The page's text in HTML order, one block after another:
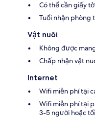
Có thể cần giấy
Tuổi nhận phòng
Vật nuôi
Không được
Chấp nhận vật
Internet
Wifi miễn phí tại
Wifi miễn phí tại
3-5 người hoặc